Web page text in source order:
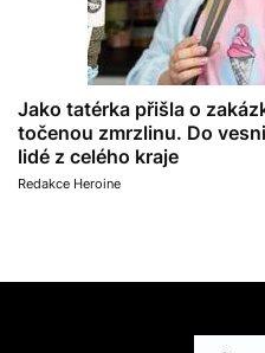
Jako tatérka přišla o
točenou zmrzlinu. Do
lidé z celého kraje
Redakce Heroine